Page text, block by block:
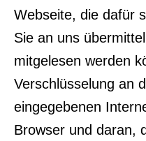
Webseite, die dafür
Sie an uns
mitgelesen werden
Verschlüsselung an
eingegebenen
Browser und daran,